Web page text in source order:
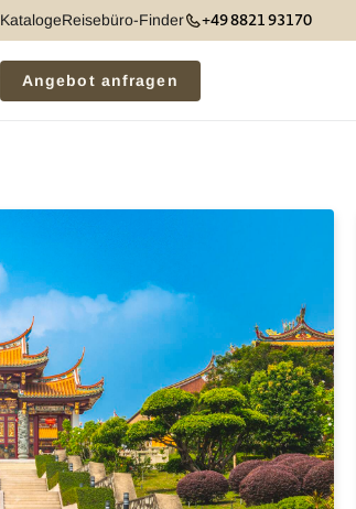
KatalogeReisebüro-Finder +49 8821 93170
Angebot anfragen